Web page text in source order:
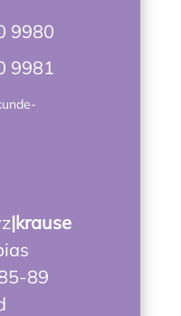
9980
9981
|krause
89